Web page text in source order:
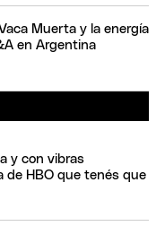
Muerta y la energía
en Argentina
y con vibras
de HBO que tenés que